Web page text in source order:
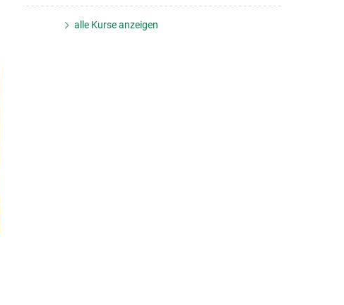
alle Kurse anzeigen